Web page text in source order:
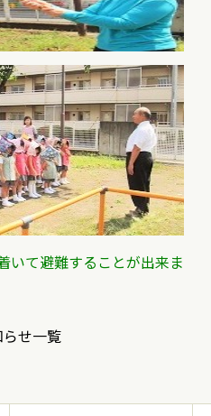
いて避難することが出来ま
らせ一覧